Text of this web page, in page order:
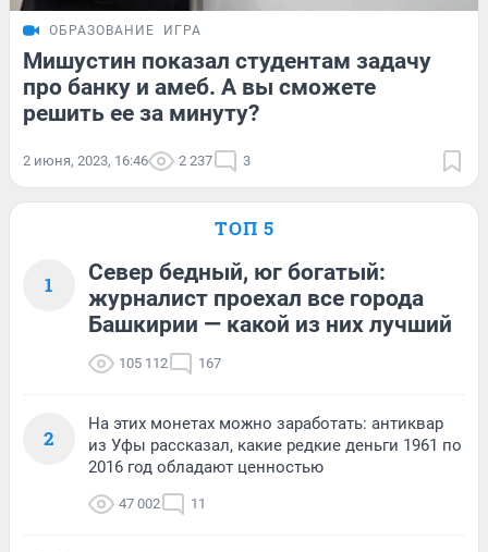
ОБРАЗОВАНИЕ ИГРА
Мишустин показал студентам задачу
про банку и амеб. А вы сможете
решить ее за минуту?
2 июня, 2023, 16:46 2 237 3
ТОП 5
1
Север бедный, юг богатый:
журналист проехал все города
Башкирии — какой из них лучший
105 112 167
2
На этих монетах можно заработать: антиквар
из Уфы рассказал, какие редкие деньги 1961 по
2016 год обладают ценностью
47 002 11